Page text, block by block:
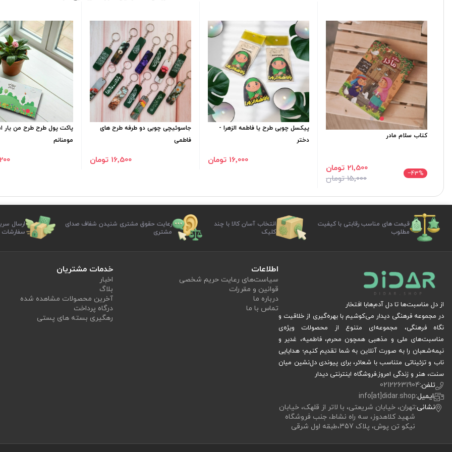
کتاب سلام مادر
‎−43% 15٬000 تومان
21٬500 تومان
پیکسل چوبی طرح یا فاطمه الزهرا -
دختر
16٬000 تومان
جاسوئیچی چوبی دو طرفه طرح های
فاطمی
16٬500 تومان
پاکت پول طرح طرح من یار
مومنانم
9٬200
قیمت های مناسب رقابتی با کیفیت
مطلوب
انتخاب آسان کالا با چند
کلیک
رعایت حقوق مشتری شنیدن شفاف صدای
مشتری
ارسال
سفارشات
از دل مناسبت‌ها تا دل آدم‌هابا افتخار
در مجموعه فرهنگی دیدار می‌کوشیم با بهره‌گیری از خلاقیت و
نگاه فرهنگی، مجموعه‌ای متنوع از محصولات ویژه‌ی
مناسبت‌های ملی و مذهبی همچون محرم، فاطمیه، غدیر و
نیمه‌شعبان را به صورت آنلاین به شما تقدیم کنیم؛ هدایایی
ناب و تزئیناتی متناسب با شعائر، برای پیوندی دل‌نشین میان
سنت، هنر و زندگی امروز.فروشگاه اینترنتی دیدار
تلفن:02122631904
ایمیل:info[at]didar.shop
نشانی:تهران، خیابان شریعتی، با لاتر از قلهک، خیابان
شهید کلاهدوز، سه راه نشاط، جنب فروشگاه
نیکو تن پوش، پلاک 357،طبقه اول شرقی
اطلاعات
سیاست‏‌های رعایت حریم شخصی
قوانین و مقررات
درباره ما
تماس با ما
خدمات مشتریان
اخبار
بلاگ
آخرین محصولات مشاهده شده
درگاه پرداخت
رهگیری بسته های پستی